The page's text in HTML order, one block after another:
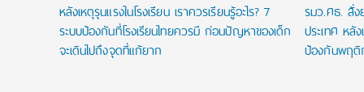
หลังเหตุรุนแรงในโรงเรียน เราควรเรียนรู้อะไร? 7
ระบบป้องกันที่โรงเรียนไทยควรมี ก่อนปัญหาของเด็ก
จะเดินไปถึงจุดที่แก้ยาก
รมว.ศธ. สั่ง
ประเทศ หลั
ป้องกันพฤติ